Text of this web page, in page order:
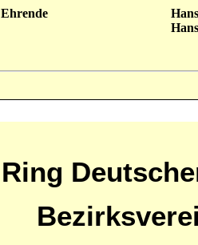
Ehrende
Ring